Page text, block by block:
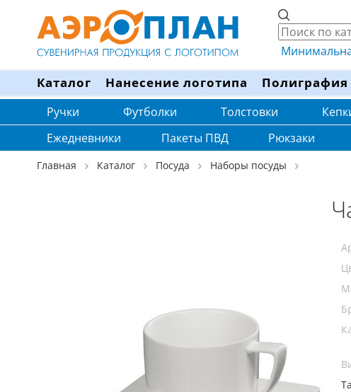
Каталог Нанесение логотипа Полиграфия
Ручки Футболки Толстовки
Ежедневники
Пакеты ПВД Рюкзаки
Главная Каталог Посуда Наборы посуды